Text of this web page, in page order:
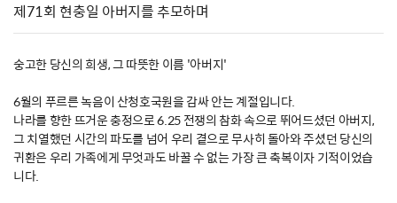
제71회 현충일 아버지를 추모하며
숭고한 당신의 희생, 그 따뜻한 이름 '아버지'
6월의 푸르른 녹음이 산청호국원을 감싸 안는 계절입니다.
나라를 향한 뜨거운 충정으로 6.25 전쟁의 참화 속으로 뛰어드셨던 아버지,
그 치열했던 시간의 파도를 넘어 우리 곁으로 무사히 돌아와 주셨던 당신의
귀환은 우리 가족에게 무엇과도 바꿀 수 없는 가장 큰 축복이자 기적이었습
니다.